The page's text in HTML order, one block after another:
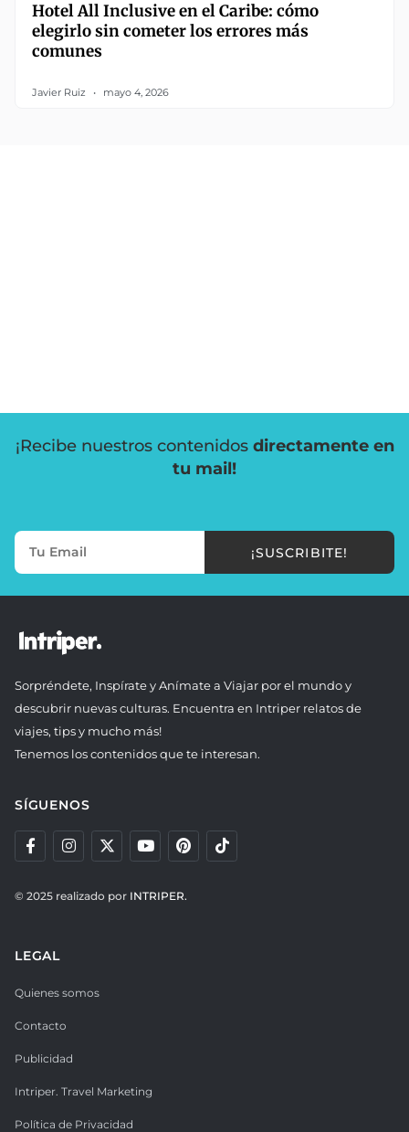
Hotel All Inclusive en el Caribe: cómo
elegirlo sin cometer los errores más
comunes
Javier Ruiz mayo 4, 2026
¡Recibe nuestros contenidos directamente en
tu mail!
¡SUSCRIBITE!
Sorpréndete, Inspírate y Anímate a Viajar por el mundo y
descubrir nuevas culturas. Encuentra en Intriper relatos de
viajes, tips y mucho más!
Tenemos los contenidos que te interesan.
SÍGUENOS
© 2025 realizado por INTRIPER.
LEGAL
Quienes somos
Contacto
Publicidad
Intriper. Travel Marketing
Política de Privacidad